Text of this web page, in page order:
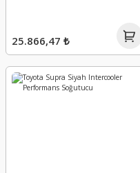
25.866,47 ₺